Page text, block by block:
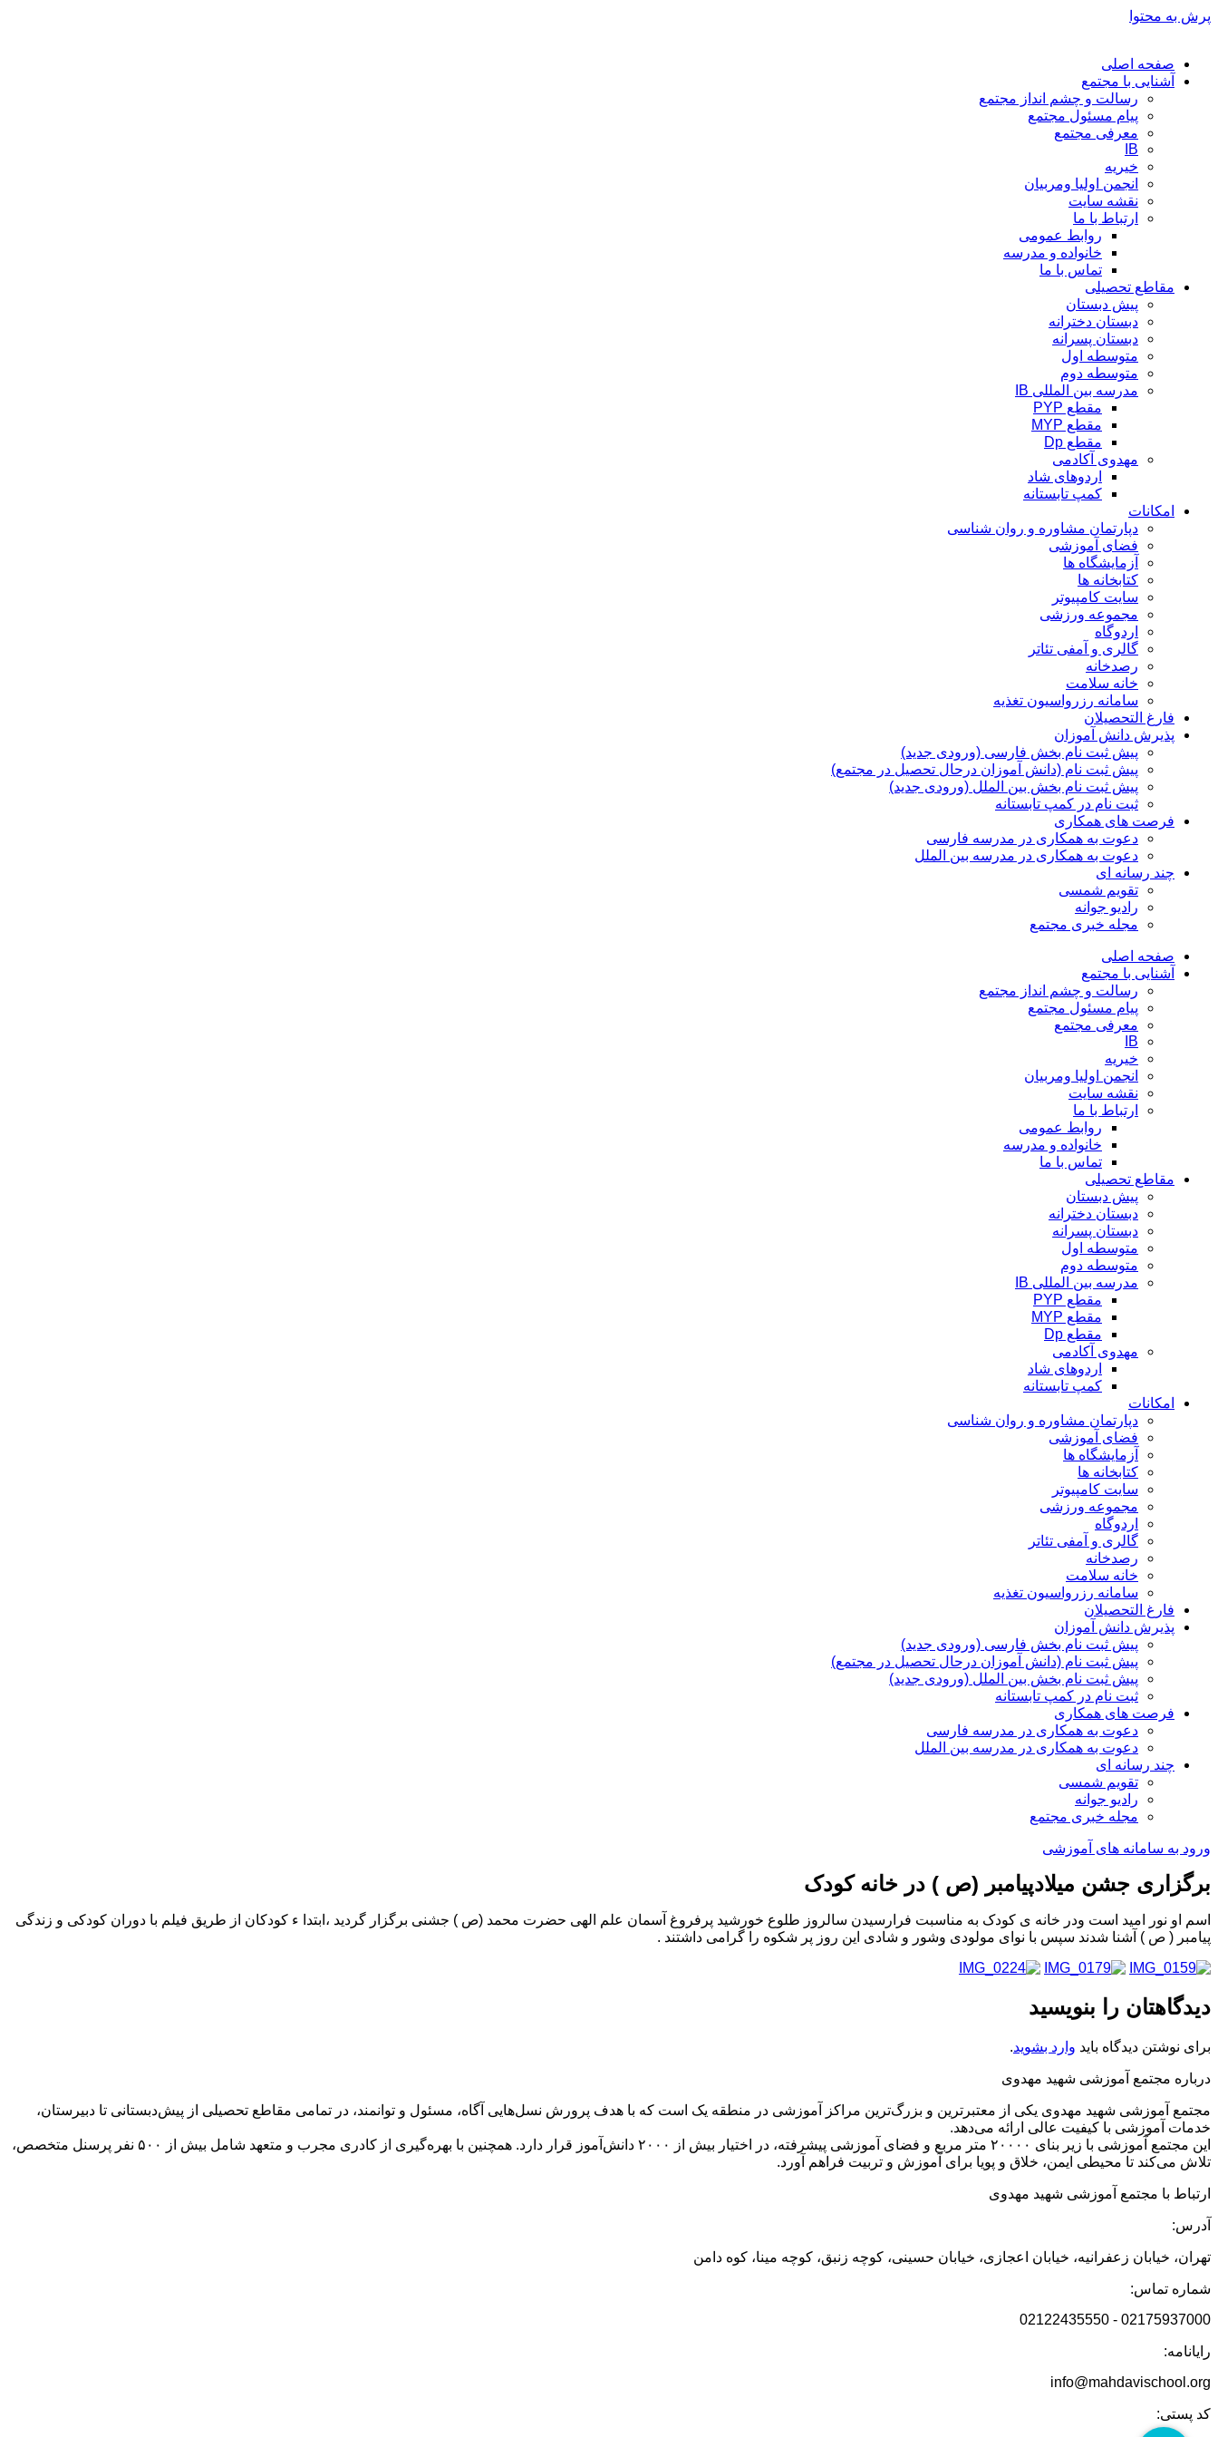
پرش به محتوا
صفحه اصلی
آشنایی با مجتمع
رسالت و چشم انداز مجتمع
پیام مسئول مجتمع
معرفی مجتمع
IB
خیریه
انجمن اولیا ومربیان
نقشه سایت
ارتباط با ما
روابط عمومی
خانواده و مدرسه
تماس با ما
مقاطع تحصیلی
پیش دبستان
دبستان دخترانه
دبستان پسرانه
متوسطه اول
متوسطه دوم
مدرسه بین المللی IB
مقطع PYP
مقطع MYP
مقطع Dp
مهدوی آکادمی
اردوهای شاد
کمپ تابستانه
امکانات
دپارتمان مشاوره و روان شناسی
فضای آموزشی
آزمایشگاه ها
کتابخانه ها
سایت کامپیوتر
مجموعه ورزشی
اردوگاه
گالری و آمفی تئاتر
رصدخانه
خانه سلامت
سامانه رزرواسیون تغذیه
فارغ التحصیلان
پذیرش دانش آموزان
پیش ثبت نام بخش فارسی (ورودی جدید)
پیش ثبت نام (دانش آموزان درحال تحصیل در مجتمع)
پیش ثبت نام بخش بین الملل (ورودی جدید)
ثبت نام در کمپ تابستانه
فرصت های همکاری
دعوت به همکاری در مدرسه فارسی
دعوت به همکاری در مدرسه بین الملل
چند رسانه ای
تقویم شمسی
رادیو جوانه
مجله خبری مجتمع
صفحه اصلی
آشنایی با مجتمع
رسالت و چشم انداز مجتمع
پیام مسئول مجتمع
معرفی مجتمع
IB
خیریه
انجمن اولیا ومربیان
نقشه سایت
ارتباط با ما
روابط عمومی
خانواده و مدرسه
تماس با ما
مقاطع تحصیلی
پیش دبستان
دبستان دخترانه
دبستان پسرانه
متوسطه اول
متوسطه دوم
مدرسه بین المللی IB
مقطع PYP
مقطع MYP
مقطع Dp
مهدوی آکادمی
اردوهای شاد
کمپ تابستانه
امکانات
دپارتمان مشاوره و روان شناسی
فضای آموزشی
آزمایشگاه ها
کتابخانه ها
سایت کامپیوتر
مجموعه ورزشی
اردوگاه
گالری و آمفی تئاتر
رصدخانه
خانه سلامت
سامانه رزرواسیون تغذیه
فارغ التحصیلان
پذیرش دانش آموزان
پیش ثبت نام بخش فارسی (ورودی جدید)
پیش ثبت نام (دانش آموزان درحال تحصیل در مجتمع)
پیش ثبت نام بخش بین الملل (ورودی جدید)
ثبت نام در کمپ تابستانه
فرصت های همکاری
دعوت به همکاری در مدرسه فارسی
دعوت به همکاری در مدرسه بین الملل
چند رسانه ای
تقویم شمسی
رادیو جوانه
مجله خبری مجتمع
ورود به سامانه های آموزشی
برگزاری جشن میلادپیامبر (ص ) در خانه کودک
اسم او نور امید است ودر خانه ی کودک به مناسبت فرارسیدن سالروز طلوع خورشید پرفروغ آسمان علم الهی حضرت محمد (ص ) جشنی برگزار گردید ،ابتدا ء کودکان از طریق فیلم با دوران کودکی و زندگی
پیامبر ( ص ) آشنا شدند سپس با نوای مولودی وشور و شادی این روز پر شکوه را گرامی داشتند .
دیدگاهتان را بنویسید
برای نوشتن دیدگاه باید وارد بشوید.
درباره مجتمع آموزشی شهید مهدوی
مجتمع آموزشی شهید مهدوی یکی از معتبرترین و بزرگ‌ترین مراکز آموزشی در منطقه یک است که با هدف پرورش نسل‌هایی آگاه، مسئول و توانمند، در تمامی مقاطع تحصیلی از پیش‌دبستانی تا دبیرستان،
خدمات آموزشی با کیفیت عالی ارائه می‌دهد.
این مجتمع آموزشی با زیر بنای ۲۰۰۰۰ متر مربع و فضای آموزشی پیشرفته، در اختیار بیش از ۲۰۰۰ دانش‌آموز قرار دارد. همچنین با بهره‌گیری از کادری مجرب و متعهد شامل بیش از ۵۰۰ نفر پرسنل متخصص،
تلاش می‌کند تا محیطی ایمن، خلاق و پویا برای آموزش و تربیت فراهم آورد.
ارتباط با مجتمع آموزشی شهید مهدوی
آدرس:
تهران، خیابان زعفرانیه، خیابان اعجازی، خیابان حسینی، کوچه زنبق، کوچه مینا، کوه دامن
شماره تماس:
02175937000 - 02122435550
رایانامه:
info@mahdavischool.org
کد پستی: